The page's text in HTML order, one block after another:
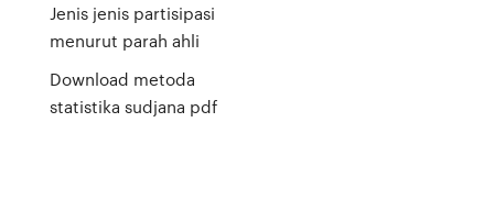
Jenis jenis partisipasi
menurut parah ahli
Download metoda
statistika sudjana pdf